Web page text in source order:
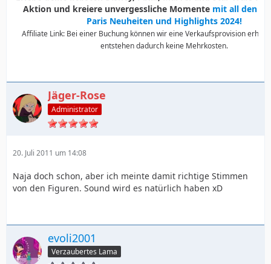
Aktion und kreiere unvergessliche Momente mit all den
Paris Neuheiten und Highlights 2024!
Affiliate Link: Bei einer Buchung können wir eine Verkaufsprovision
entstehen dadurch keine Mehrkosten.
Jäger-Rose
Administrator
20. Juli 2011 um 14:08
Naja doch schon, aber ich meinte damit richtige Stimmen
von den Figuren. Sound wird es natürlich haben xD
evoli2001
Verzaubertes Lama